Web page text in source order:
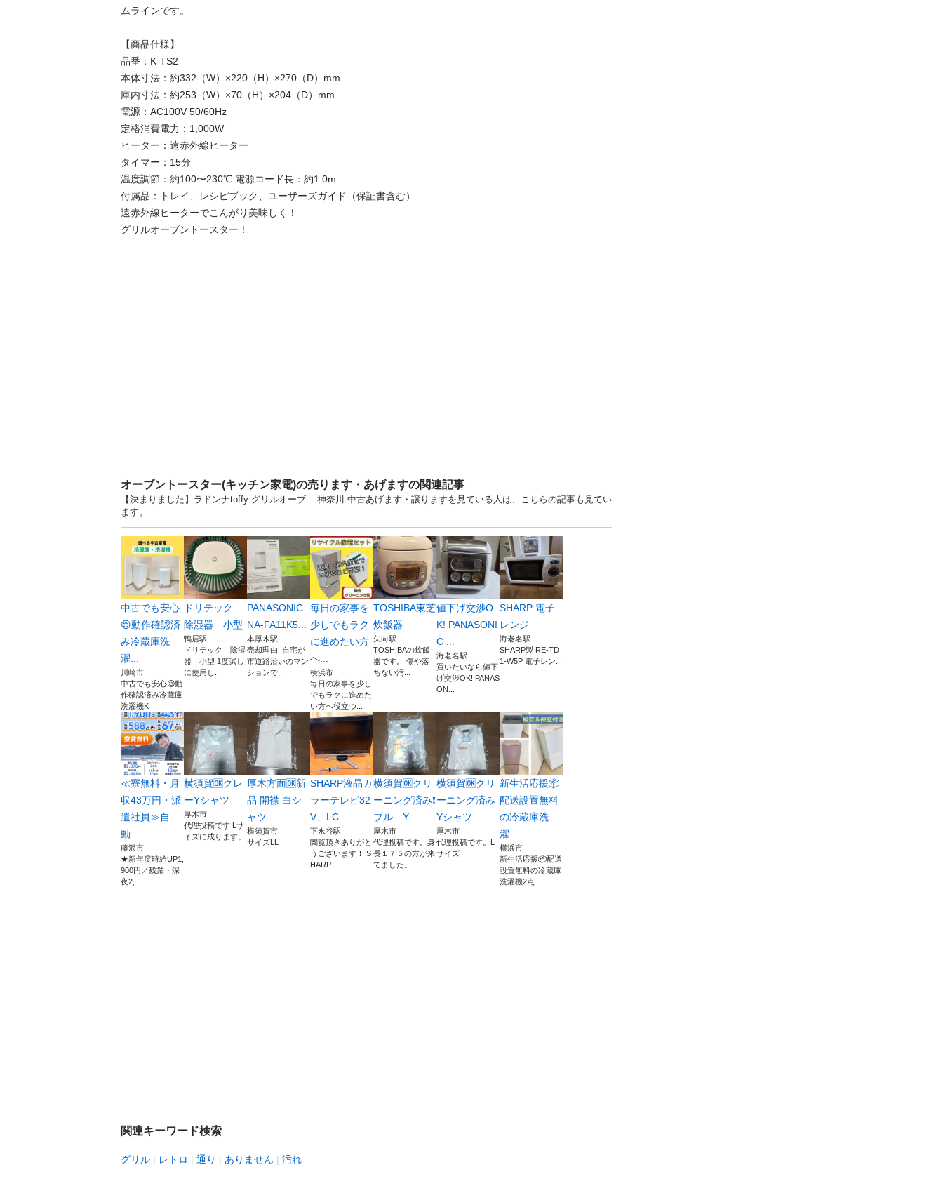
ムラインです。
【商品仕様】
品番：K-TS2
本体寸法：約332（W）×220（H）×270（D）mm
庫内寸法：約253（W）×70（H）×204（D）mm
電源：AC100V 50/60Hz
定格消費電力：1,000W
ヒーター：遠赤外線ヒーター
タイマー：15分
温度調節：約100〜230℃ 電源コード長：約1.0m
付属品：トレイ、レシピブック、ユーザーズガイド（保証書含む）
遠赤外線ヒーターでこんがり美味しく！
グリルオーブントースター！
オーブントースター(キッチン家電)の売ります・あげますの関連記事
【決まりました】ラドンナtoffy グリルオーブ... 神奈川 中古あげます・譲りますを見ている人は、こちらの記事も見てい
ます。
中古でも安心
😌動作確認済
み冷蔵庫洗
濯...
川崎市
中古でも安心😌動
作確認済み冷蔵庫
洗濯機K ...
ドリテック
除湿器 小型
鴨居駅
ドリテック 除湿
器 小型 1度試し
に使用し...
PANASONIC
NA-FA11K5...
本厚木駅
売却理由: 自宅が
市道路沿いのマン
ションで...
毎日の家事を
少しでもラク
に進めたい方
へ...
横浜市
毎日の家事を少し
でもラクに進めた
い方へ役立つ...
TOSHIBA東芝
炊飯器
矢向駅
TOSHIBAの炊飯
器です。 傷や落
ちない汚...
値下げ交渉O
K! PANASONI
C ...
海老名駅
買いたいなら値下
げ交渉OK! PANAS
ON...
SHARP 電子
レンジ
海老名駅
SHARP製 RE-TD
1-W5P 電子レン...
≪寮無料・月
収43万円・派
遣社員≫自
動...
藤沢市
★新年度時給UP1,
900円／残業・深
夜2,...
横須賀🆗グレ
ーYシャツ
厚木市
代理投稿です Lサ
イズに成ります。
厚木方面🆗新
品 開襟 白シ
ャツ
横須賀市
サイズLL
SHARP液晶カ
ラーテレビ32
V、LC...
下永谷駅
閲覧頂きありがと
うございます！ S
HARP...
横須賀🆗クリ
ーニング済み❗️
ブル―Y...
厚木市
代理投稿です。身
長１７５の方が来
てました。
横須賀🆗クリ
ーニング済み
Yシャツ
厚木市
代理投稿です。L
サイズ
新生活応援📦
配送設置無料
の冷蔵庫洗
濯...
横浜市
新生活応援📦配送
設置無料の冷蔵庫
洗濯機2点...
関連キーワード検索
グリル レトロ 通り ありません 汚れ